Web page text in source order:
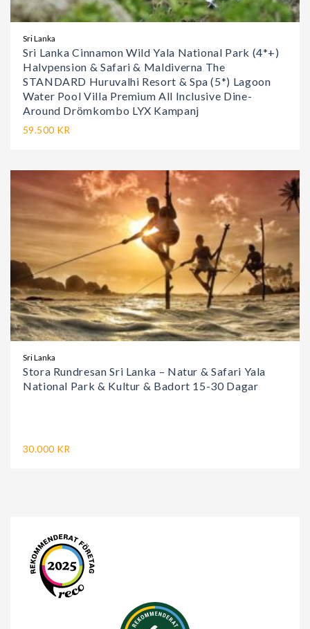
Sri Lanka
Sri Lanka Cinnamon Wild Yala National Park (4*+)
Halvpension & Safari & Maldiverna The
STANDARD Huruvalhi Resort & Spa (5*) Lagoon
Water Pool Villa Premium All Inclusive Dine-
Around Drömkombo LYX Kampanj
59.500 KR
Sri Lanka
Stora Rundresan Sri Lanka – Natur & Safari Yala
National Park & Kultur & Badort 15-30 Dagar
30.000 KR